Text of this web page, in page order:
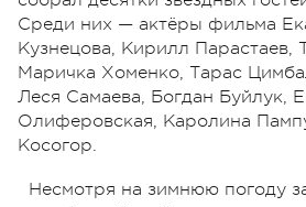
Среди них — актёры фильма
Кузнецова, Кирилл Парастаев,
Маричка Хоменко, Тарас
Леся Самаева, Богдан Буйлук,
Олиферовская, Каролина
Косогор.
Несмотря на зимнюю погоду